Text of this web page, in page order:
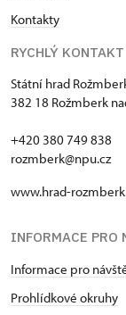
Kontakty
RYCHLÝ KONTAKT
Státní hrad
382 18 Rožmberk
+420 380 749 838
rozmberk@npu.cz
www.hrad-
INFORMACE PRO
Informace pro
Prohlídkové okruhy